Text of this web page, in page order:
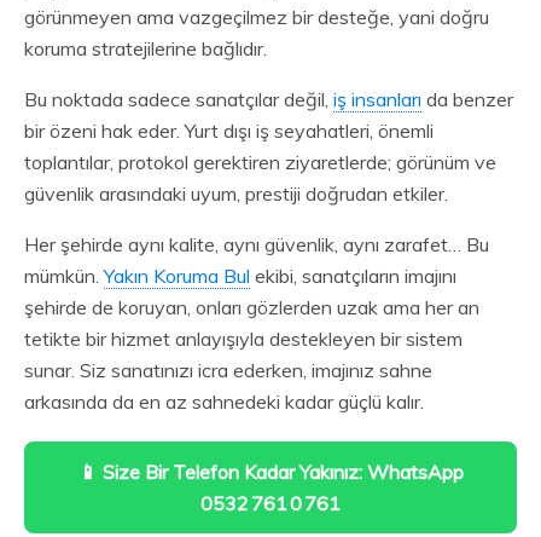
görünmeyen ama vazgeçilmez bir desteğe, yani doğru
koruma stratejilerine bağlıdır.
Bu noktada sadece sanatçılar değil, iş insanları da benzer
bir özeni hak eder. Yurt dışı iş seyahatleri, önemli
toplantılar, protokol gerektiren ziyaretlerde; görünüm ve
güvenlik arasındaki uyum, prestiji doğrudan etkiler.
Her şehirde aynı kalite, aynı güvenlik, aynı zarafet… Bu
mümkün.Yakın Koruma Bul ekibi, sanatçıların imajını
şehirde de koruyan, onları gözlerden uzak ama her an
tetikte bir hizmet anlayışıyla destekleyen bir sistem
sunar. Siz sanatınızı icra ederken, imajınız sahne
arkasında da en az sahnedeki kadar güçlü kalır.
📱 Size Bir Telefon Kadar Yakınız: WhatsApp
0532 761 0 761